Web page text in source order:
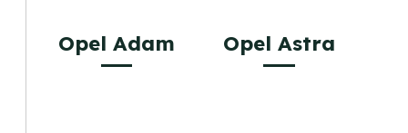
Opel Adam Opel Astra